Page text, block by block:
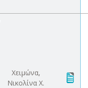
Χειμώνα,
Νικολίνα Χ.